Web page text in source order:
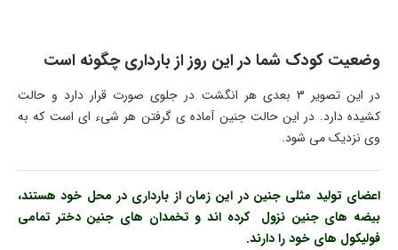
وضعیت کودک شما در این روز از بارداری چگونه است
در این تصویر 3 بعدی هر انگشت در جلوی صورت قرار دارد و حالت
کشیده دارد. در این حالت جنین آماده ی گرفتن هر شیء ای است که به
وی نزدیک می شود.
اعضای تولید مثلی جنین در این زمان از بارداری در محل خود هستند،
بیضه های جنین نزول کرده اند و تخمدان های جنین دختر تمامی
فولیکول های خود را دارند.